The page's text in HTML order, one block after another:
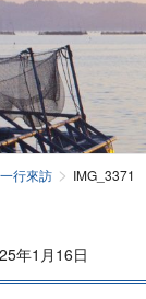
行來訪 IMG_3371
年1月16日